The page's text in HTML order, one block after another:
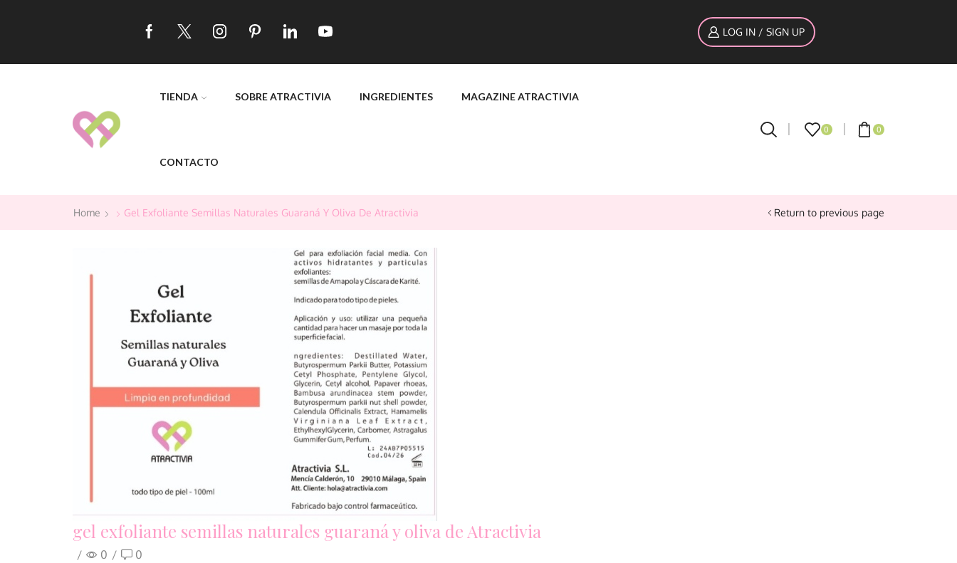
LOG IN / SIGN UP
TIENDA SOBRE ATRACTIVIA INGREDIENTES MAGAZINE ATRACTIVIA
CONTACTO
0 0
Return to previous page
Home Gel Exfoliante Semillas Naturales Guaraná Y Oliva De Atractivia
gel exfoliante semillas naturales guaraná y oliva de Atractivia
/ 0 / 0